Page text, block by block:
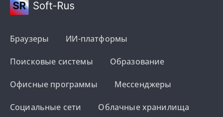
Браузеры ИИ-платформы
Поисковые системы Образование
Офисные программы Мессенджеры
Социальные сети Облачные хранилища